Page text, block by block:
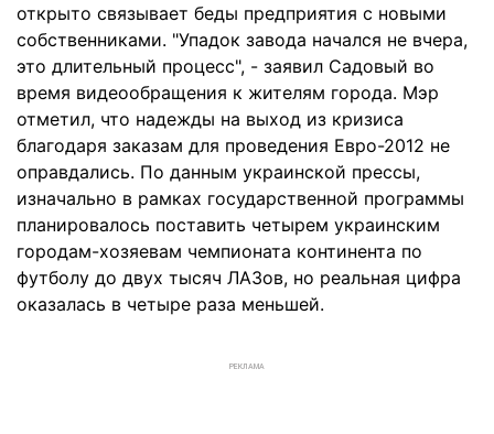
открыто связывает беды предприятия с новыми
собственниками. "Упадок завода начался не вчера,
это длительный процесс", - заявил Садовый во
время видеообращения к жителям города. Мэр
отметил, что надежды на выход из кризиса
благодаря заказам для проведения Евро-2012 не
оправдались. По данным украинской прессы,
изначально в рамках государственной программы
планировалось поставить четырем украинским
городам-хозяевам чемпионата континента по
футболу до двух тысяч ЛАЗов, но реальная цифра
оказалась в четыре раза меньшей.
РЕКЛАМА